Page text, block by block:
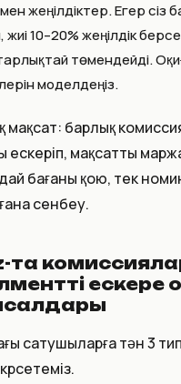
жеңілдіктер. Егер сіз
жиі 10–20% жеңілдік
төмендейді.
моделдеңіз.
мақсат: барлық
мақсатты
бағаны қою, тек
сенбеу.
та
ескере
сатушыларға тән 3